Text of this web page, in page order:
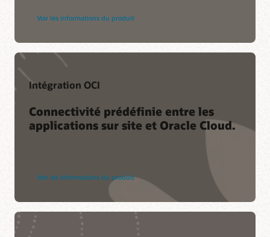
Voir les informations du produit
Intégration OCI
Connectivité prédéfinie entre les
applications sur site et Oracle Cloud.
Voir les informations du produit